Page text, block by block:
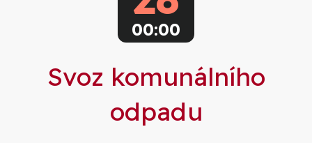
00:00
Svoz komunálního
odpadu